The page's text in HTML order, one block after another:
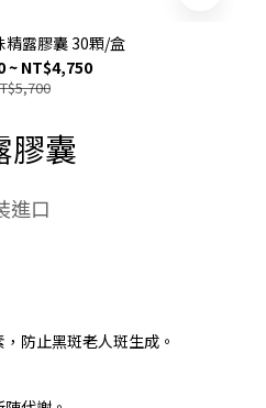
精露膠囊 30顆/盒
~ NT$4,750
膠囊
進口
防止黑斑老人斑生成。